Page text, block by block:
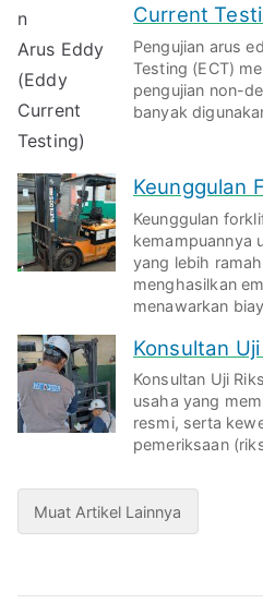
Current
Pengujian arus
Testing (ECT)
pengujian non-
banyak
Keunggulan
Keunggulan
kemampuannya
yang lebih
menghasilkan
menawarkan
Konsultan Uji
Konsultan Uji
usaha yang
resmi, serta
pemeriksaan
Muat Artikel Lainnya